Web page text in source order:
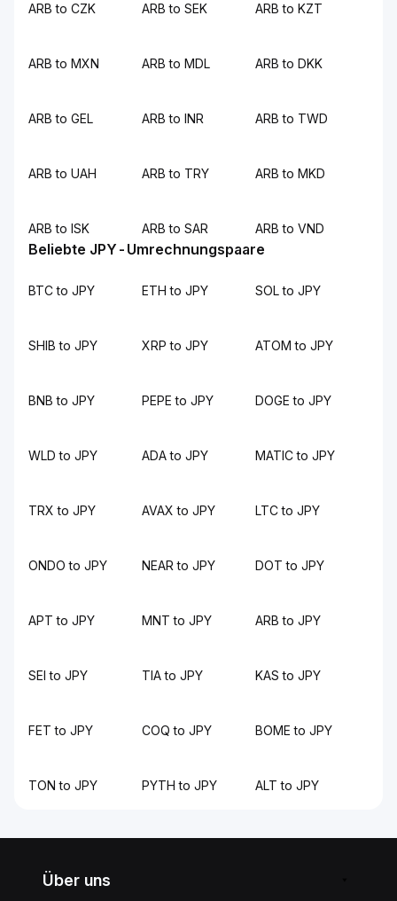
ARB to CZK ARB to SEK ARB to KZT
ARB to MXN ARB to MDL ARB to DKK
ARB to GEL ARB to INR ARB to TWD
ARB to UAH ARB to TRY ARB to MKD
ARB to ISK ARB to SAR ARB to VND
Beliebte JPY-Umrechnungspaare
BTC to JPY ETH to JPY SOL to JPY
SHIB to JPY XRP to JPY ATOM to JPY
BNB to JPY PEPE to JPY DOGE to JPY
WLD to JPY ADA to JPY MATIC to JPY
TRX to JPY AVAX to JPY LTC to JPY
ONDO to JPY NEAR to JPY DOT to JPY
APT to JPY MNT to JPY ARB to JPY
SEI to JPY TIA to JPY KAS to JPY
FET to JPY COQ to JPY BOME to JPY
TON to JPY PYTH to JPY ALT to JPY
Über uns